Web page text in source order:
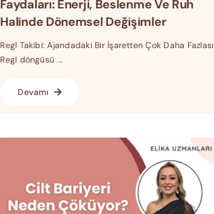
Faydaları: Enerji, Beslenme Ve Ruh
Halinde Dönemsel Değişimler
Regl Takibi: Ajandadaki Bir İşaretten Çok Daha Fazlası
Regl döngüsü ...
Devamı